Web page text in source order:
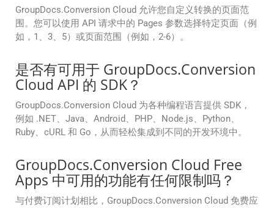
GroupDocs.Conversion Cloud 允许您自定义转换的页面范
围。您可以使用 API 请求中的 Pages 参数选择特定页面（例
如，1、3、5）或页面范围（例如，2-6）。
是否有可用于 GroupDocs.Conversion
Cloud API 的 SDK？
GroupDocs.Conversion Cloud 为各种编程语言提供 SDK，
例如 .NET、Java、Android、PHP、Node.js、Python、
Ruby、cURL 和 Go，从而轻松集成到不同的开发环境中。
GroupDocs.Conversion Cloud Free
Apps 中可用的功能有任何限制吗？
与付费订阅计划相比，GroupDocs.Conversion Cloud 免费应